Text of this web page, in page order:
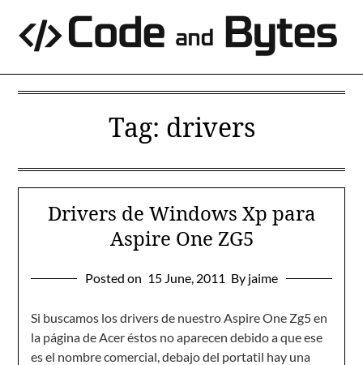
content
Tag: drivers
Drivers de Windows Xp para
Aspire One ZG5
Posted on 15 June, 2011 By jaime
Si buscamos los drivers de nuestro Aspire One Zg5 en
la página de Acer éstos no aparecen debido a que ese
es el nombre comercial, debajo del portatil hay una